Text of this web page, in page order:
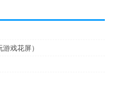
戏花屏）